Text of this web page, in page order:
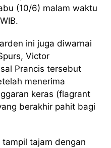
(10/6) malam waktu
ini juga diwarnai
Victor
Prancis tersebut
menerima
keras (flagrant
berakhir pahit bagi
tajam dengan